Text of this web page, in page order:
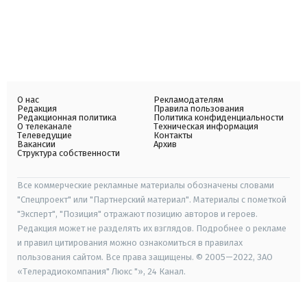
О нас
Редакция
Редакционная политика
О телеканале
Телеведущие
Вакансии
Структура собственности
Рекламодателям
Правила пользования
Политика конфиденциальности
Техническая информация
Контакты
Архив
Все коммерческие рекламные материалы обозначены словами
"Спецпроект" или "Партнерский материал". Материалы с пометкой
"Эксперт", "Позиция" отражают позицию авторов и героев.
Редакция может не разделять их взглядов. Подробнее о рекламе
и правил цитирования можно ознакомиться в правилах
пользования сайтом. Все права защищены. © 2005—2022, ЗАО
«Телерадиокомпания" Люкс "», 24 Канал.